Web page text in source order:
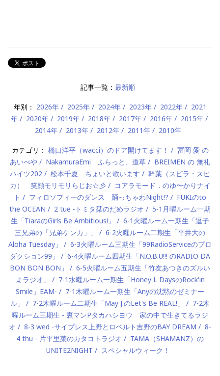
記事一覧： 最新順
年別： 2026年 2025年 2024年 2023年 2022年
2021
年
2020年 2019年 2018年 2017年 2016年
2015年
2014年
2013年 2012年 2011年 2010年
カテゴリ： 橋口洋平（wacci）のドア開けてます！
冨岡 愛 の
あいべや
NakamuraEmi ふらっと、道草
BREIMEN の 無礼
ハイツ202
松本千夏 ちょいと歌います
幹葉（スピラ・スピ
カ） 笑顔モリモリらじお☆彡
コアラモード．のゆ〜かりナイ
ト
フィロソフィーのダンス 踊っちゃわNight!?
FUKIのto
the OCEAN
2 tue -トミタ栞のだめラジオ
5-1月曜ルーム一期
生「TiaraのGirls Be Ambitious!」
6-1火曜ルーム一期生「逗子
三兄弟の「兄弟ケンカ」」
6-2火曜ルーム二期生「平井大の
Aloha Tuesday」
6-3火曜ルーム三期生「99RadioServiceのプロ
ダクション99」
6-4火曜ルーム四期生「N.O.B.U!!! のRADIO DA
BON BON BON」
6-5火曜ルーム五期生「竹友あつきのズルい
よラジオ」
7-1水曜ルーム一期生「Honey L DaysのRock'in
Smile」EAM-
7-1木曜ルーム一期生「Anyの沈黙のゼミナー
ル」
7-2木曜ルーム二期生「May J.のLet's Be REAL!」
7-2木
曜ルーム三期生 - 裏マンPタカハシヨウ 家の中で生きてるラジ
オ
8-3 wed -サイプレス上野とロベルト吉野のBAY DREAM
8-
4 thu - 片平里菜のカタコトラジオ
TAMA（SHAMANZ）の
UNITE2NIGHT
スペシャルウィーク！